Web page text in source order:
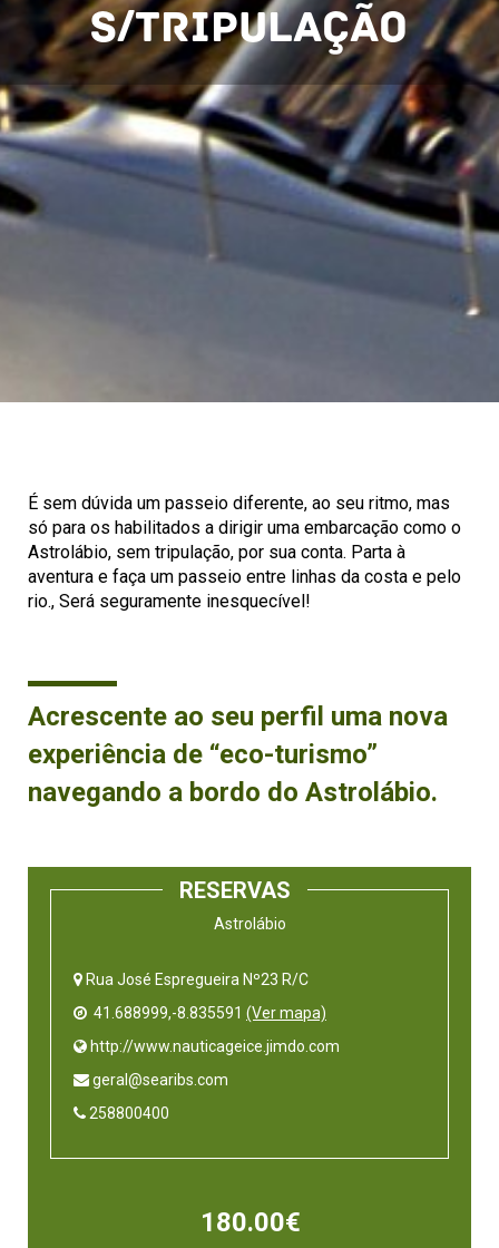
S/Tripulação
É sem dúvida um passeio diferente, ao seu ritmo, mas
só para os habilitados a dirigir uma embarcação como o
Astrolábio, sem tripulação, por sua conta. Parta à
aventura e faça um passeio entre linhas da costa e pelo
rio., Será seguramente inesquecível!
Acrescente ao seu perfil uma nova
experiência de “eco-turismo”
navegando a bordo do Astrolábio.
RESERVAS
Astrolábio
Rua José Espregueira Nº23 R/C
41.688999,-8.835591 (Ver mapa)
http://www.nauticageice.jimdo.com
geral@searibs.com
258800400
180.00€